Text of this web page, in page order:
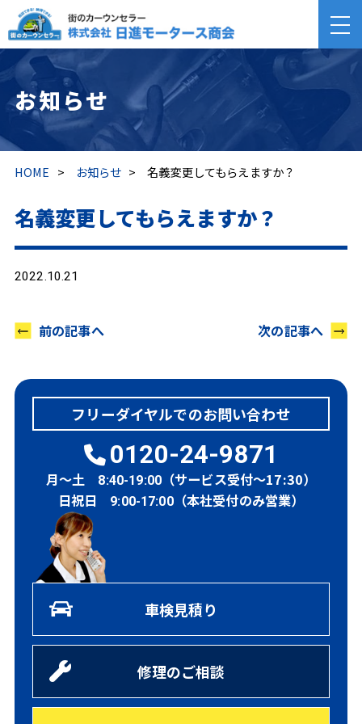
お知らせ
HOME > お知らせ > 名義変更してもらえますか？
名義変更してもらえますか？
2022.10.21
前の記事へ 次の記事へ
フリーダイヤルでのお問い合わせ
0120-24-9871
月～土 8:40-19:00 （サービス受付～17:30）
日祝日
9:00-17:00（本社受付のみ営業）
車検見積り
修理のご相談